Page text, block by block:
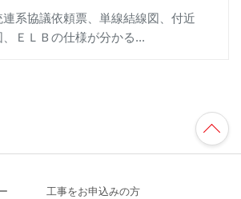
系協議依頼票、単線結線図、付近
ＥＬＢの仕様が分かる...
TO
P
へ
工事をお申込みの方